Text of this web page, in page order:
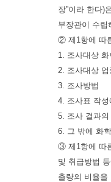
장”이라 한다)
부장관이 수
② 제1항에 따
1. 조사대상 화
2. 조사대상
3. 조사방법
4. 조사표 작
5. 조사 결과
6. 그 밖에 화
③ 제1항에 따
및 취급방법
출량의 비율